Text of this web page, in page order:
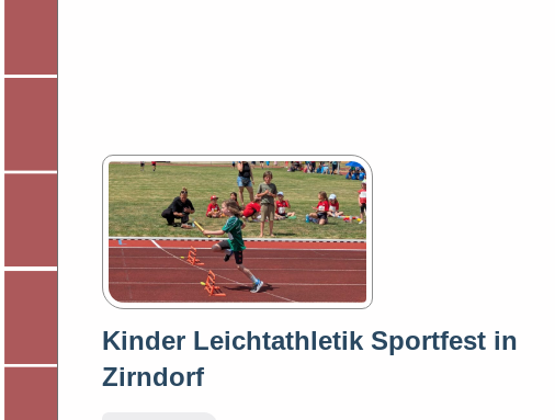
Kinder Leichtathletik Sportfest in
Zirndorf